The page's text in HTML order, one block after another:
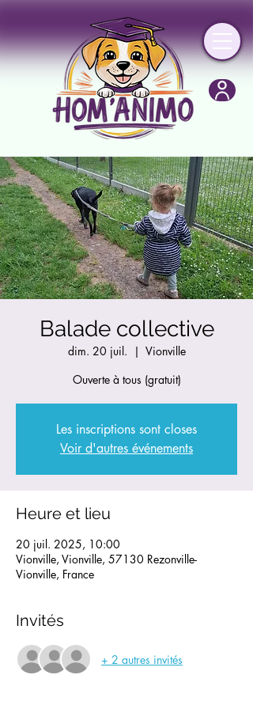
Balade collective
dim. 20 juil.
  |
Vionville
Ouverte à tous (gratuit)
Les inscriptions sont closes
Voir d'autres événements
Heure et lieu
20 juil. 2025, 10:00
Vionville, Vionville, 57130 Rezonville-
Vionville, France
Invités
+ 2 autres invités